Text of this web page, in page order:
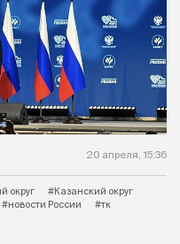
20 апреля, 15:36
округ
#Казанский округ
#новости России #тк